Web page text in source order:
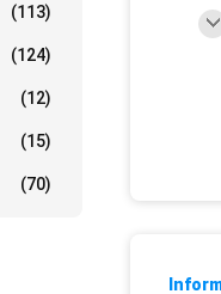
(113)
(124)
(12)
(15)
(70)